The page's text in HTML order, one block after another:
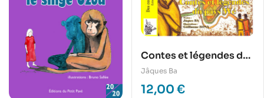
Contes et légendes du
pays Wé
Jâques Ba
12,00 €